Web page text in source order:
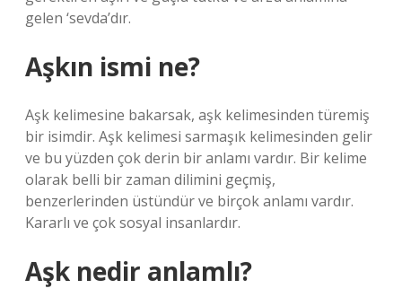
gelen ‘sevda’dır.
Aşkın ismi ne?
Aşk kelimesine bakarsak, aşk kelimesinden türemiş
bir isimdir. Aşk kelimesi sarmaşık kelimesinden gelir
ve bu yüzden çok derin bir anlamı vardır. Bir kelime
olarak belli bir zaman dilimini geçmiş,
benzerlerinden üstündür ve birçok anlamı vardır.
Kararlı ve çok sosyal insanlardır.
Aşk nedir anlamlı?